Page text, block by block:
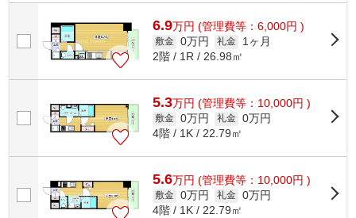
6.9万円 (管理費等：6,000円 )
敷金 0万円 礼金
1ヶ月
2階 / 1R / 26.98㎡
5.3万円 (管理費等：10,000円 )
敷金 0万円 礼金 0万円
4階 / 1K / 22.79㎡
5.6万円 (管理費等：10,000円 )
敷金 0万円 礼金 0万円
4階 / 1K / 22.79㎡